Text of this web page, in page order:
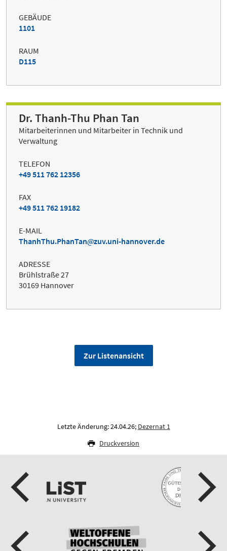
GEBÄUDE
1101
RAUM
D115
Dr. Thanh-Thu Phan Tan
Mitarbeiterinnen und Mitarbeiter in Technik und
Verwaltung
TELEFON
+49 511 762 12356
FAX
+49 511 762 19182
E-MAIL
ThanhThu.PhanTan
zuv.uni-hannover.de
ADRESSE
Brühlstraße 27
30169 Hannover
Zur Listenansicht
Letzte Änderung: 24.04.26; Dezernat 1
Druckversion